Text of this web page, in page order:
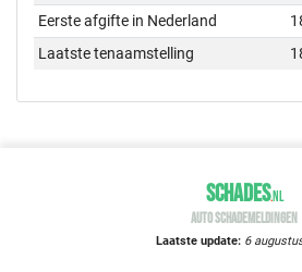
Eerste afgifte in Nederland
Laatste tenaamstelling
SCHADES.NL
AUTO SCHADEMELDINGEN
Laatste update: 6